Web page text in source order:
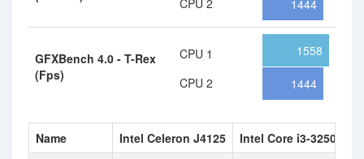
CPU 2
1444
GFXBench 4.0 - T-Rex
(Fps)
CPU 1
CPU 2
1558
1444
Name Intel Celeron J4125
Intel Core i3-3250